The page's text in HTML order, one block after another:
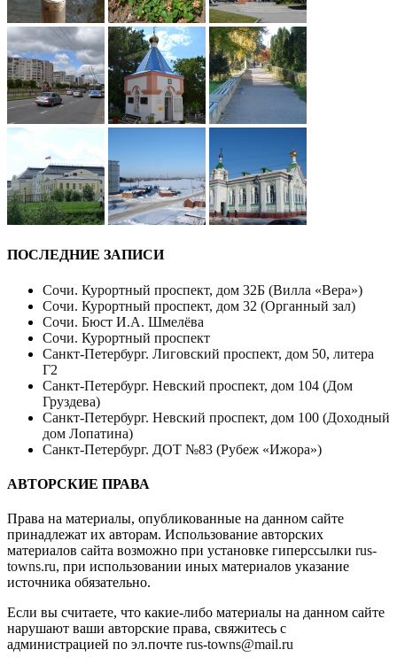
ПОСЛЕДНИЕ ЗАПИСИ
Сочи. Курортный проспект, дом 32Б (Вилла «Вера»)
Сочи. Курортный проспект, дом 32 (Органный зал)
Сочи. Бюст И.А. Шмелёва
Сочи. Курортный проспект
Санкт-Петербург. Лиговский проспект, дом 50, литера
Г2
Санкт-Петербург. Невский проспект, дом 104 (Дом
Груздева)
Санкт-Петербург. Невский проспект, дом 100 (Доходный
дом Лопатина)
Санкт-Петербург. ДОТ №83 (Рубеж «Ижора»)
АВТОРСКИЕ ПРАВА
Права на материалы, опубликованные на данном сайте
принадлежат их авторам. Использование авторских
материалов сайта возможно при установке гиперссылки rus-
towns.ru, при использовании иных материалов указание
источника обязательно.
Если вы считаете, что какие-либо материалы на данном сайте
нарушают ваши авторские права, свяжитесь с
администрацией по эл.почте rus-towns@mail.ru